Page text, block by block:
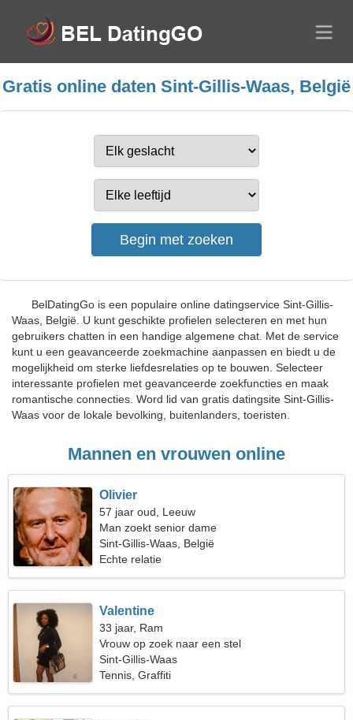
Gratis online daten Sint-Gillis-Waas, België
BelDatingGo is een populaire online datingservice Sint-Gillis-
Waas, België. U kunt geschikte profielen selecteren en met hun
gebruikers chatten in een handige algemene chat. Met de service
kunt u een geavanceerde zoekmachine aanpassen en biedt u de
mogelijkheid om sterke liefdesrelaties op te bouwen. Selecteer
interessante profielen met geavanceerde zoekfuncties en maak
romantische connecties. Word lid van gratis datingsite Sint-Gillis-
Waas voor de lokale bevolking, buitenlanders, toeristen.
Mannen en vrouwen online
Olivier
57 jaar oud, Leeuw
Man zoekt senior dame
Sint-Gillis-Waas, België
Echte relatie
Valentine
33 jaar, Ram
Vrouw op zoek naar een stel
Sint-Gillis-Waas
Tennis, Graffiti